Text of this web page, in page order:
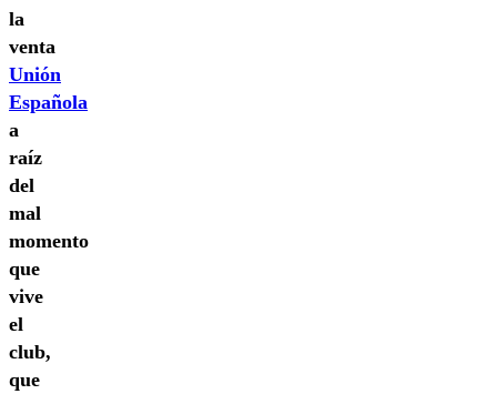
la
venta
Unión
Española
a
raíz
del
mal
momento
que
vive
el
club,
que